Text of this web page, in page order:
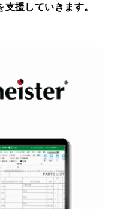
援していきます。